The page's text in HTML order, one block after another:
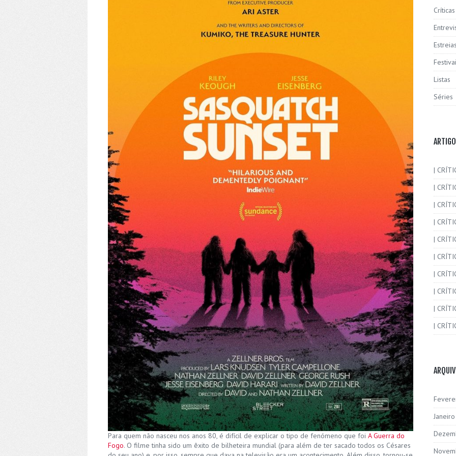
Para quem não nasceu nos anos 80, é difícil de explicar o tipo de fenómeno que foi A Guerra do
Fogo. O filme tinha sido um êxito de bilheteira mundial (para além de ter sacado todos os Césares
Críticas
Listas
Séries
|
|
|
|
|
|
|
|
|
|